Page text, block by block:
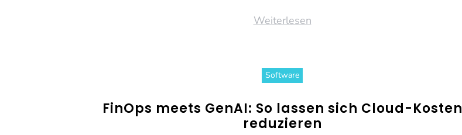
Weiterlesen
Software
FinOps meets GenAI: So lassen sich Cloud-Kosten
reduzieren